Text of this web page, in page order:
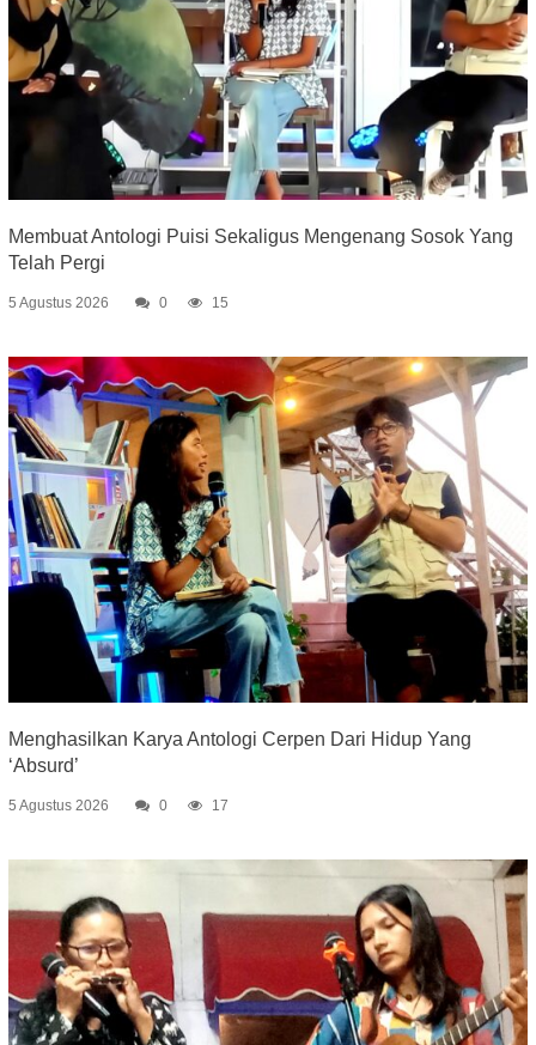
Membuat Antologi Puisi Sekaligus Mengenang Sosok Yang
Telah Pergi
5 Agustus 2026 0 15
Menghasilkan Karya Antologi Cerpen Dari Hidup Yang
‘Absurd’
5 Agustus 2026 0 17